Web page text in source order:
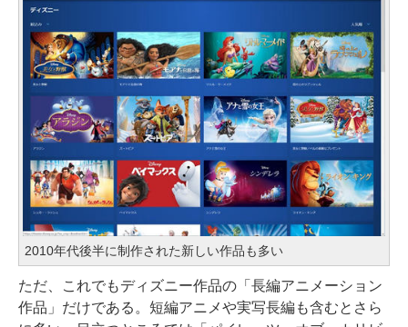
2010年代後半に制作された新しい作品も多い
ただ、これでもディズニー作品の「長編アニメーション
作品」だけである。短編アニメや実写長編も含むとさら